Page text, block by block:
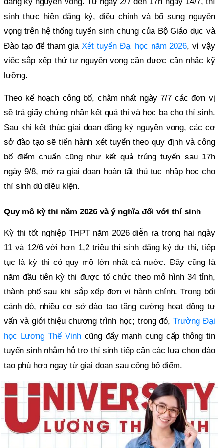
sinh thực hiện đăng ký, điều chỉnh và bổ sung nguyện
vọng trên hệ thống tuyển sinh chung của Bộ Giáo dục và
Đào tạo để tham gia Xét tuyển Đại học năm 2026, vì vậy
việc sắp xếp thứ tự nguyện vọng cần được cân nhắc kỹ
lưỡng.
Theo kế hoạch công bố, chậm nhất ngày 7/7 các đơn vị
sẽ trả giấy chứng nhận kết quả thi và học bạ cho thí sinh.
Sau khi kết thúc giai đoạn đăng ký nguyện vọng, các cơ
sở đào tạo sẽ tiến hành xét tuyển theo quy định và công
bố điểm chuẩn cũng như kết quả trúng tuyển sau 17h
ngày 9/8, mở ra giai đoạn hoàn tất thủ tục nhập học cho
thí sinh đủ điều kiện.
Quy mô kỳ thi năm 2026 và ý nghĩa đối với thí sinh
Kỳ thi tốt nghiệp THPT năm 2026 diễn ra trong hai ngày
11 và 12/6 với hơn 1,2 triệu thí sinh đăng ký dự thi, tiếp
tục là kỳ thi có quy mô lớn nhất cả nước. Đây cũng là
năm đầu tiên kỳ thi được tổ chức theo mô hình 34 tỉnh,
thành phố sau khi sắp xếp đơn vị hành chính. Trong bối
cảnh đó, nhiều cơ sở đào tạo tăng cường hoạt động tư
vấn và giới thiệu chương trình học; trong đó,Trường Đại
học Lương Thế Vinhcũng đẩy mạnh cung cấp thông tin
tuyển sinh nhằm hỗ trợ thí sinh tiếp cận các lựa chọn đào
tạo phù hợp ngay từ giai đoạn sau công bố điểm.